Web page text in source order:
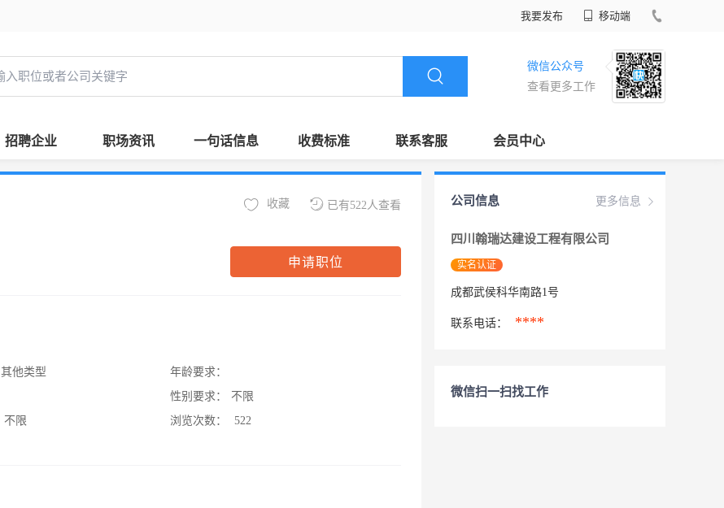
我要发布 移动端
微信公众号
查看更多工作
招聘企业 职场资讯 一句话信息 收费标准 联系客服 会员中心
已有522人查看
收藏
申请职位
其他类型
不限
年龄要求：
性别要求：
不限
浏览次数：
522
更多信息
公司信息
四川翰瑞达建设工程有限公司
实名认证
成都武侯科华南路1号
联系电话： ****
微信扫一扫找工作